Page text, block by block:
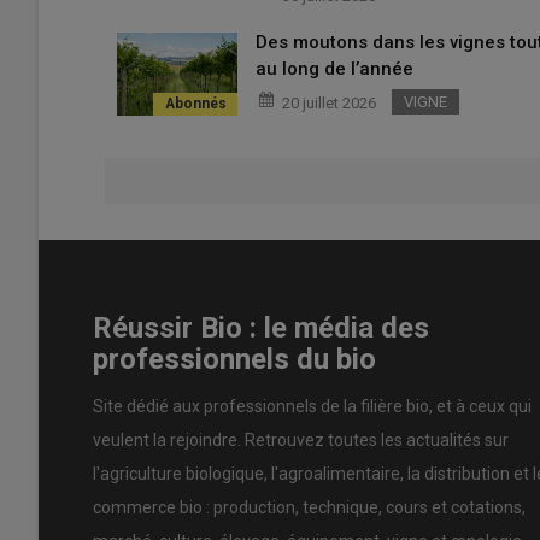
Lire aussi :Marges de la grande distribution :
dérives »
Ensemble a calculé que pour
la tomate bio
marge de la distribution est 113 % plus élevée.
tomate bio est imputable à la marge de la distribution
l'association. En ce qui concernela pomme bio,
€/kg, soit le double de celle sur la pomme
L’agriculteur bio, lui, ne récupère que 37 % de ce prix.
Des moutons dans les vignes
au long de l’année
20 juillet 2026 VIGNE
Réussir Bio : le média des
professionnels du bio
Site dédié aux professionnels de la filière bio, et à ceux qui
veulent la rejoindre. Retrouvez toutes les actualités sur
l'agriculture biologique, l'agroalimentaire, la distribution et
commerce bio : production, technique, cours et cotations,